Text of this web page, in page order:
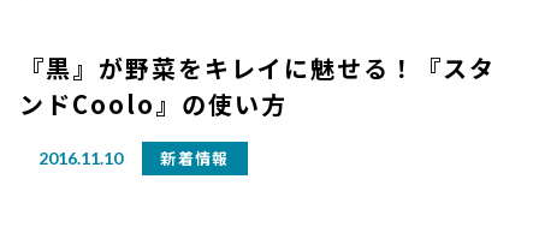
『黒』が野菜をキレイに魅せる！『スタ
ンドCoolo』の使い方
2016.11.10 新着情報